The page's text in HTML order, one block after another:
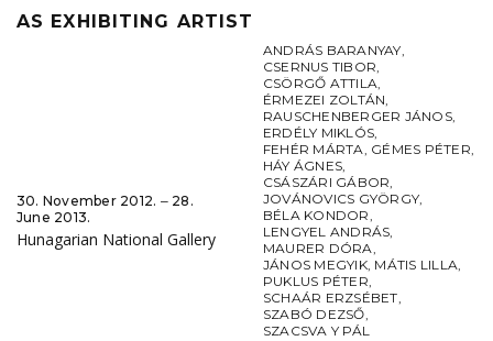
AS EXHIBITING ARTIST
30. November 2012. ‒ 28.
June 2013.
Hunagarian National Gallery
ANDRÁS BARANYAY,
CSERNUS TIBOR,
CSÖRGŐ ATTILA,
ÉRMEZEI ZOLTÁN,
RAUSCHENBERGER JÁNOS,
ERDÉLY MIKLÓS,
FEHÉR MÁRTA, GÉMES PÉTER,
HÁY ÁGNES,
CSÁSZÁRI GÁBOR,
JOVÁNOVICS GYÖRGY,
BÉLA KONDOR,
LENGYEL ANDRÁS,
MAURER DÓRA,
JÁNOS MEGYIK, MÁTIS LILLA,
PUKLUS PÉTER,
SCHAÁR ERZSÉBET,
SZABÓ DEZSŐ,
SZACSVA Y PÁL